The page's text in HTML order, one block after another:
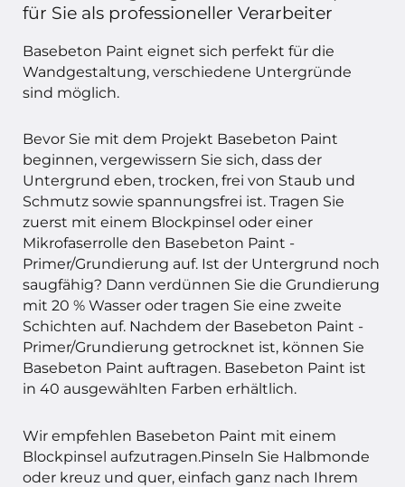
Sie die Oberfläche mit dem Basebeton Paint
ist, tragen Sie zwei Schichten Basebeton Paint
Primer/Grundierung auf oder verdünnen Sie den
Primer/Grundierung mit 20 % Wasser.
für Sie als professioneller Verarbeiter
Basebeton Paint eignet sich perfekt für die
Wandgestaltung, verschiedene Untergründe
sind möglich.
Bevor Sie mit dem Projekt Basebeton Paint
beginnen, vergewissern Sie sich, dass der
Untergrund eben, trocken, frei von Staub und
Schmutz sowie spannungsfrei ist. Tragen Sie
zuerst mit einem Blockpinsel oder einer
Mikrofaserrolle den Basebeton Paint -
Primer/Grundierung auf. Ist der Untergrund noch
saugfähig? Dann verdünnen Sie die Grundierung
mit 20 % Wasser oder tragen Sie eine zweite
Schichten auf. Nachdem der Basebeton Paint -
Primer/Grundierung getrocknet ist, können Sie
Basebeton Paint auftragen. Basebeton Paint ist
in 40 ausgewählten Farben erhältlich.
Wir empfehlen Basebeton Paint mit einem
Blockpinsel aufzutragen.Pinseln Sie Halbmonde
oder kreuz und quer, einfach ganz nach Ihrem